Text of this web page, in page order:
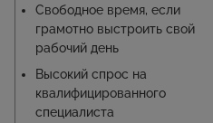
Свободное время, если
грамотно выстроить свой
рабочий день
Высокий спрос на
квалифицированного
специалиста